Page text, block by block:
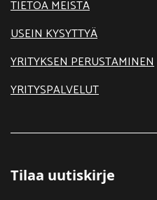
TIETOA MEISTÄ
USEIN KYSYTTYÄ
YRITYKSEN PERUSTAMINEN
YRITYSPALVELUT
Tilaa uutiskirje